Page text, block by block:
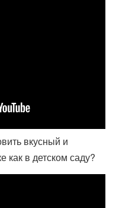
вкусный и
в детском саду?